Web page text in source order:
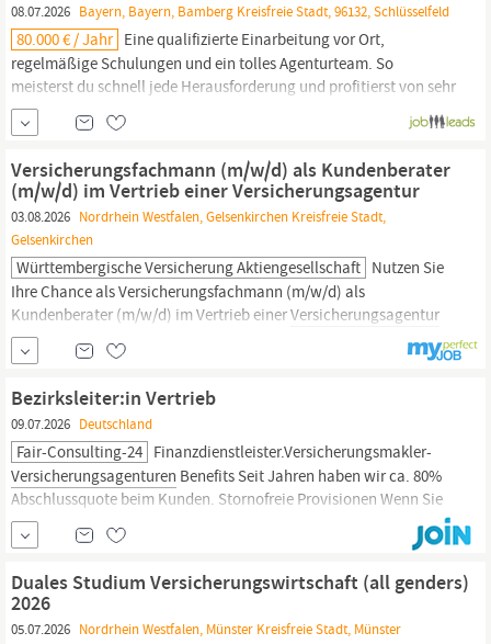
08.07.2026 Bayern, Bayern, Bamberg Kreisfreie Stadt, 96132, Schlüsselfeld
80.000 € / Jahr Eine qualifizierte Einarbeitung vor Ort,
regelmäßige Schulungen und ein tolles Agenturteam. So
meisterst du schnell jede Herausforderung und profitierst von sehr
guten Verdienstmöglichkeiten und hervorragenden Chancen bei
einer namhaften
Abgeschlossene Ausbildung zum Kaufmann
Versicherungsfachmann (m/w/d) als Kundenberater
(m/w/d) im Vertrieb einer Versicherungsagentur
03.08.2026 Nordrhein Westfalen, Gelsenkirchen Kreisfreie Stadt,
Gelsenkirchen
Württembergische Versicherung Aktiengesellschaft Nutzen Sie
Ihre Chance als Versicherungsfachmann (m/w/d) als
Kundenberater (m/w/d) im Vertrieb einerVersicherungsagentur
Kennziffer: 35050 | Standort: Gelsenkirchen Sie sind Teil eines
engagierten Teams und arbeiten in einer top ausgestatteten
Kundinnen und Kunden
Bezirksleiter:in Vertrieb
09.07.2026 Deutschland
Fair-Consulting-24 Finanzdienstleister.Versicherungsmakler-
Versicherungsagenturen Benefits Seit Jahren haben wir ca. 80%
Abschlussquote beim Kunden. Stornofreie Provisionen Wenn Sie
Interesse haben und zudem Neue Ziele haben, Vertrieb neu
erleben wollen! Bei Interesse senden Sie uns eine Mail an:
Duales Studium Versicherungswirtschaft (all genders)
2026
05.07.2026 Nordrhein Westfalen, Münster Kreisfreie Stadt, Münster